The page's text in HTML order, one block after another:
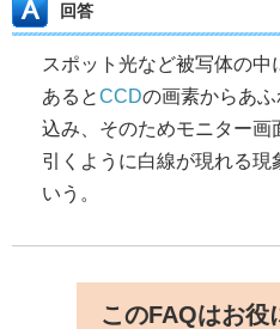
回答
スポット光など被写体の
あるとCCDの画素からあ
込み、そのためモニター画
引くように白線が現れる現
いう。
このFAQはお役